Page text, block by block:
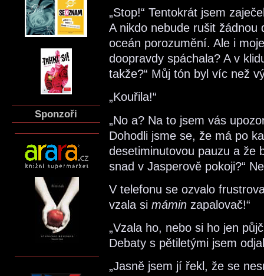
Sponzoři
„Stop!“ Tentokrát jsem
A nikdo nebude rušit žádnou
oceán porozumění. Ale i
doopravdy spáchala? A v
takže?“ Můj tón byl víc než
„Kouřila!“
„No a? Na to jsem vás
Dohodli jsme se, že má po
desetiminutovou pauzu a že
snad v Jasperově pokoji?“
V telefonu se ozvalo
vzala si mámin zapalovač!“
„Vzala ho, nebo si ho jen
Debaty s pětiletými jsem
„Jasně jsem jí řekl, že se